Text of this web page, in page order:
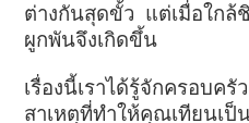
ต่างกันสุดขั้ว แต่เมื่อใก
ผูกพันจึงเกิดขึ้น
เรื่องนี้เราได้รู้จักครอบ
สาเหตุที่ทำให้คุณเทียน